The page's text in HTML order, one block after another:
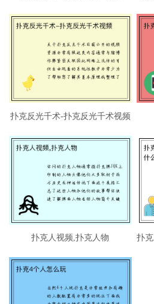
扑克反光千术-扑克反光千术视频
扑克人视频,扑克人物